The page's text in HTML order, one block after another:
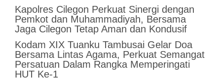
Kapolres Cilegon Perkuat Sinergi dengan
Pemkot dan Muhammadiyah, Bersama
Jaga Cilegon Tetap Aman dan Kondusif
Kodam XIX Tuanku Tambusai Gelar Doa
Bersama Lintas Agama, Perkuat Semangat
Persatuan Dalam Rangka Memperingati
HUT Ke-1